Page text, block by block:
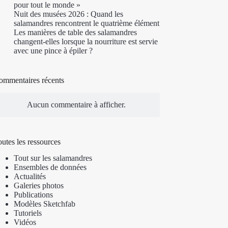
pour tout le monde »
Nuit des musées 2026 : Quand les
salamandres rencontrent le quatrième élément
Les manières de table des salamandres
changent-elles lorsque la nourriture est servie
avec une pince à épiler ?
récents
Aucun commentaire à afficher.
les ressources
Tout sur les salamandres
Ensembles de données
Actualités
Galeries photos
Publications
Modèles Sketchfab
Tutoriels
Vidéos